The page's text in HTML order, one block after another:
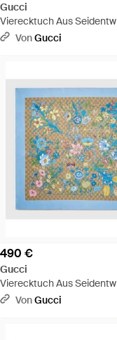
Gucci
Vierecktuch Aus
Gg Print - Grün
VonGucci
490 €
Gucci
Vierecktuch Aus
Gg Print - Blau
VonGucci